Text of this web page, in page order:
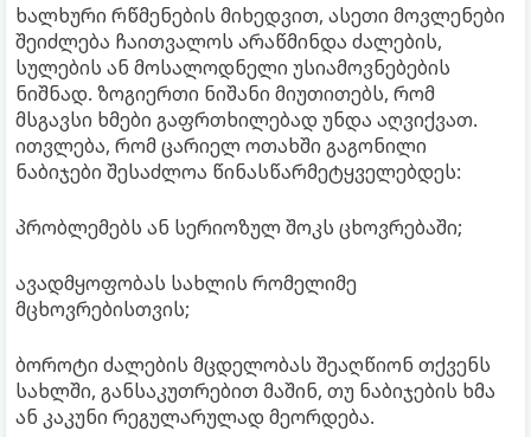
ხალხური რწმენების მიხედვით, ასეთი მოვლენები
შეიძლება ჩაითვალოს არაწმინდა ძალების,
სულების ან მოსალოდნელი უსიამოვნებების
ნიშნად. ზოგიერთი ნიშანი მიუთითებს, რომ
მსგავსი ხმები გაფრთხილებად უნდა აღვიქვათ.
ითვლება, რომ ცარიელ ოთახში გაგონილი
ნაბიჯები შესაძლოა წინასწარმეტყველებდეს:
პრობლემებს ან სერიოზულ შოკს ცხოვრებაში;
ავადმყოფობას სახლის რომელიმე
მცხოვრებისთვის;
ბოროტი ძალების მცდელობას შეაღწიონ თქვენს
სახლში, განსაკუთრებით მაშინ, თუ ნაბიჯების ხმა
ან კაკუნი რეგულარულად მეორდება.